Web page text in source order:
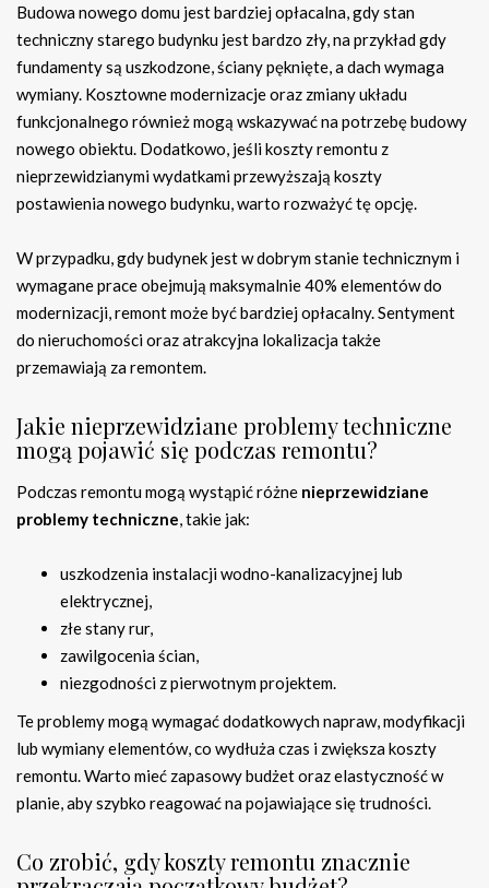
Budowa nowego domu jest bardziej opłacalna, gdy stan
techniczny starego budynku jest bardzo zły, na przykład gdy
fundamenty są uszkodzone, ściany pęknięte, a dach wymaga
wymiany. Kosztowne modernizacje oraz zmiany układu
funkcjonalnego również mogą wskazywać na potrzebę budowy
nowego obiektu. Dodatkowo, jeśli koszty remontu z
nieprzewidzianymi wydatkami przewyższają koszty
postawienia nowego budynku, warto rozważyć tę opcję.
W przypadku, gdy budynek jest w dobrym stanie technicznym i
wymagane prace obejmują maksymalnie 40% elementów do
modernizacji, remont może być bardziej opłacalny. Sentyment
do nieruchomości oraz atrakcyjna lokalizacja także
przemawiają za remontem.
Jakie nieprzewidziane problemy techniczne
mogą pojawić się podczas remontu?
Podczas remontu mogą wystąpić różne nieprzewidziane
problemy techniczne , takie jak:
uszkodzenia instalacji wodno-kanalizacyjnej lub
elektrycznej,
złe stany rur,
zawilgocenia ścian,
niezgodności z pierwotnym projektem.
Te problemy mogą wymagać dodatkowych napraw, modyfikacji
lub wymiany elementów, co wydłuża czas i zwiększa koszty
remontu. Warto mieć zapasowy budżet oraz elastyczność w
planie, aby szybko reagować na pojawiające się trudności.
Co zrobić, gdy koszty remontu znacznie